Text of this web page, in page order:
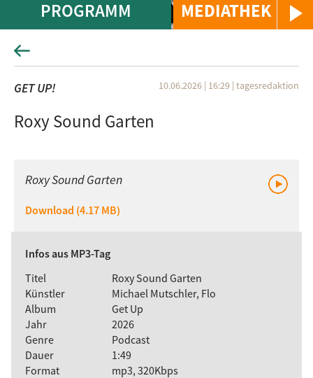
MEDIATHEK
PROGRAMM
GET UP! 10.06.2026 | 16:29 | tagesredaktion
Roxy Sound Garten
Roxy Sound Garten
Download (4.17 MB)
Infos aus MP3-Tag
Titel
Roxy Sound Garten
Künstler
Michael Mutschler, Flo
Album
Get Up
Jahr
2026
Genre
Podcast
Dauer
1:49
Format
mp3, 320Kbps